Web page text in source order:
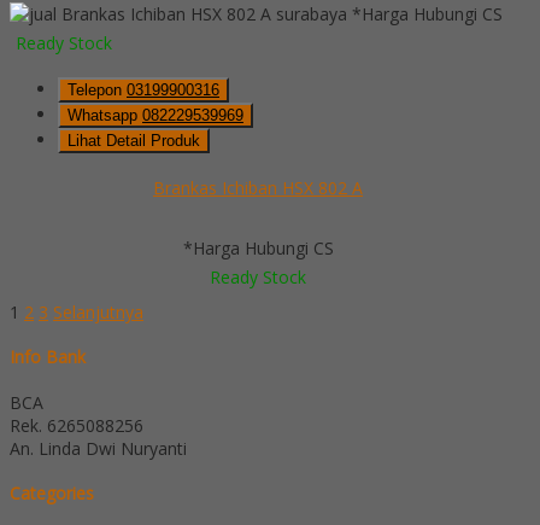
*Harga Hubungi CS
Ready Stock
Telepon 03199900316
Whatsapp 082229539969
Lihat Detail Produk
Brankas Ichiban HSX 802 A
*Harga Hubungi CS
Ready Stock
1 2 3 Selanjutnya
Info Bank
BCA
Rek. 6265088256
An. Linda Dwi Nuryanti
Categories